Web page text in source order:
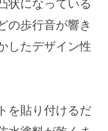
状になっている
の歩行音が響き
したデザイン性
を貼り付けるだ